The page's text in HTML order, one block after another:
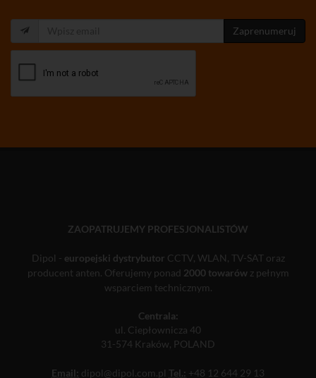
Zaprenumeruj
ZAOPATRUJEMY PROFESJONALISTÓW
Dipol - europejski dystrybutor CCTV, WLAN, TV-SAT oraz
producent anten. Oferujemy ponad 2000 towarówz pełnym
wsparciem technicznym.
Centrala:
ul. Ciepłownicza 40
31-574 Kraków, POLAND
Email: dipol@dipol.com.pl Tel.: +48 12 644 29 13